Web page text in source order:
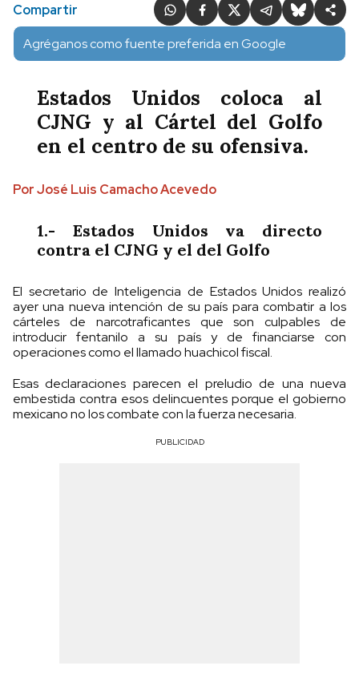
Compartir
Agréganos como fuente preferida en Google
Estados Unidos coloca al
CJNG y al Cártel del Golfo
en el centro de su ofensiva.
Por José Luis Camacho Acevedo
1.- Estados Unidos va directo
contra el CJNG y el del Golfo
El secretario de Inteligencia de Estados Unidos realizó
ayer una nueva intención de su país para combatir a los
cárteles de narcotraficantes que son culpables de
introducir fentanilo a su país y de financiarse con
operaciones como el llamado huachicol fiscal.
Esas declaraciones parecen el preludio de una nueva
embestida contra esos delincuentes porque el gobierno
mexicano no los combate con la fuerza necesaria.
PUBLICIDAD